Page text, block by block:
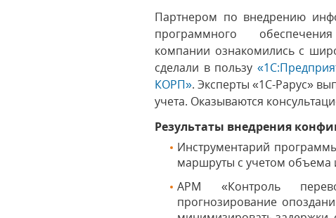
Партнером по внедрению
программного
компании ознакомились с
сделали в пользу
КОРП». Эксперты «1С-Рарус»
учета. Оказываются
Результаты внедрения
Инструментарий
маршруты с учетом объема
АРМ «Контроль
прогнозирование